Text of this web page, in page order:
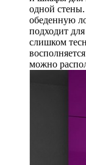
одной стены.
обеденную
подходит
слишком
можно